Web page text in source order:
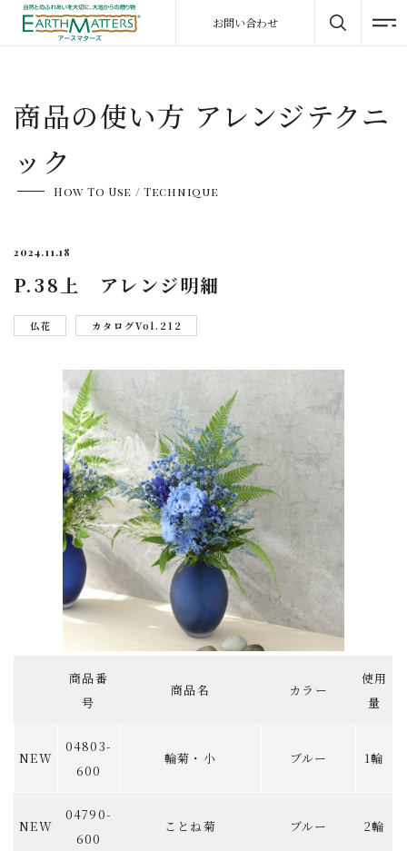
お問い合わせ
商品の使い方 アレンジテクニ
ック
How To Use / Technique
2024.11.18
P.38上 アレンジ明細
仏花 カタログVol.212
商品番
号
商品名 カラー
使用
量
NEW
04803-
600
輪菊・小 ブルー 1輪
NEW
04790-
600
ことね菊 ブルー 2輪